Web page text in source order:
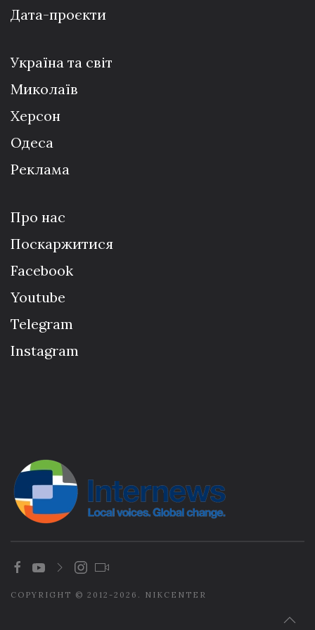
Дата-проєкти
Україна та світ
Миколаїв
Херсон
Одеса
Реклама
Про нас
Поскаржитися
Facebook
Youtube
Telegram
Instagram
COPYRIGHT © 2012-2026. NIKCENTER